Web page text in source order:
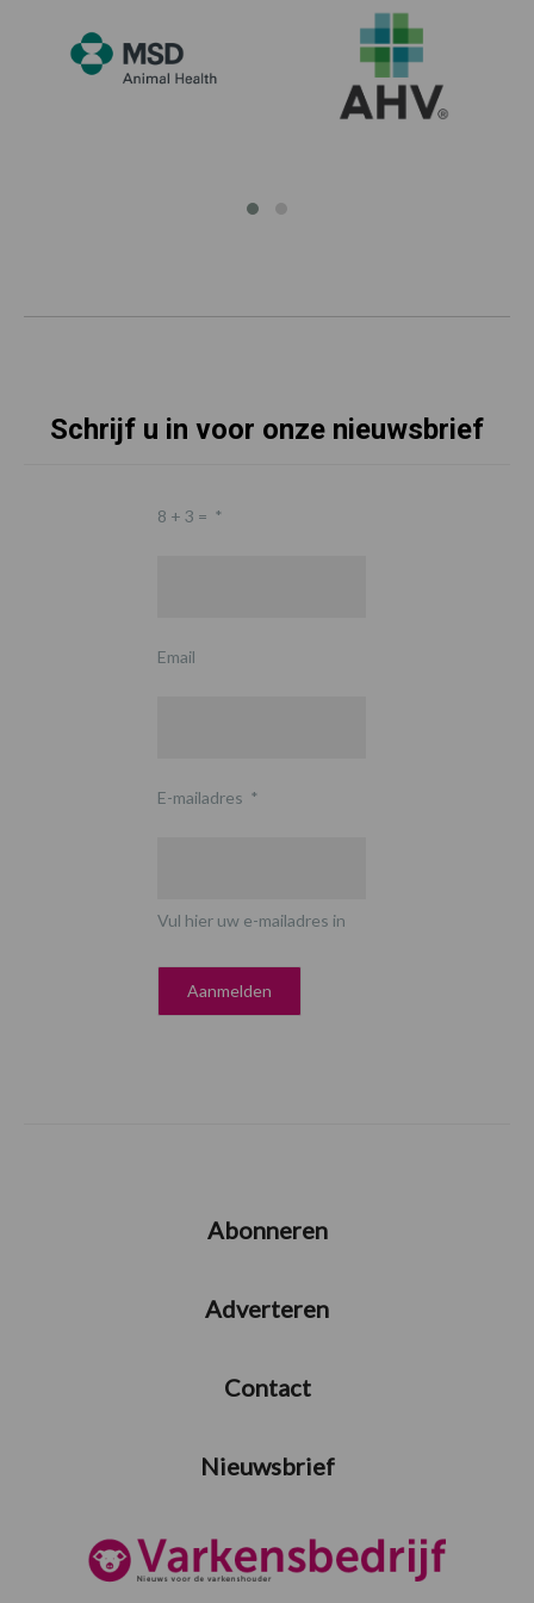
Schrijf u in voor onze nieuwsbrief
8 + 3 = *
Email
E-mailadres *
Vul hier uw e-mailadres in
Abonneren
Adverteren
Contact
Nieuwsbrief